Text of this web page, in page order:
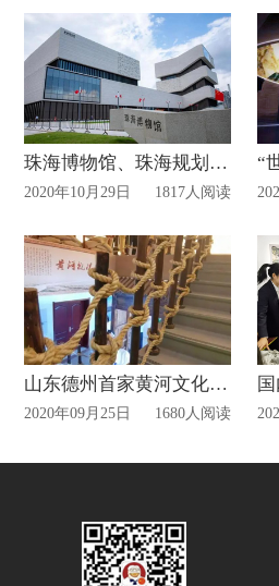
珠海博物馆、珠海规划馆展览馆正式开放!
2020年10月29日 1817人阅读
山东德州首家黄河文化展厅揭牌！
2020年09月25日 1680人阅读